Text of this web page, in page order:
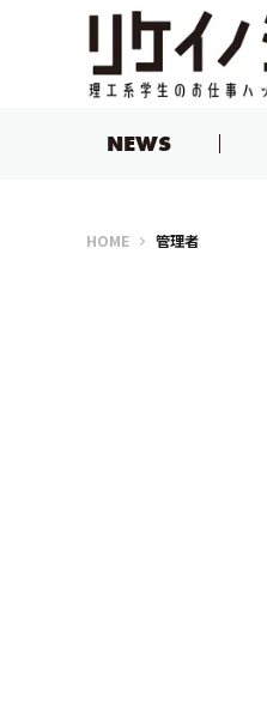
NEWS
HOMEリケイノシゴト
管理者